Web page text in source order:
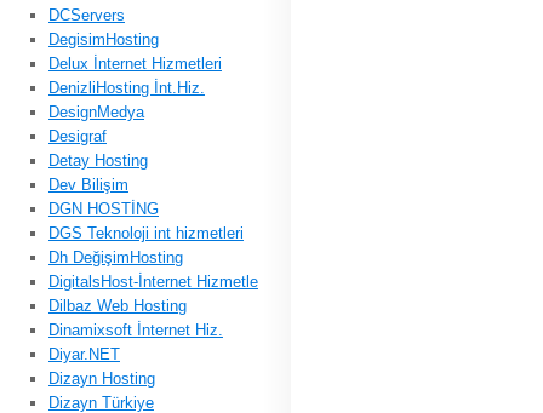
DCServers
DegisimHosting
Delux İnternet Hizmetleri
DenizliHosting İnt.Hiz.
DesignMedya
Desigraf
Detay Hosting
Dev Bilişim
DGN HOSTİNG
DGS Teknoloji int hizmetleri
Dh DeğişimHosting
DigitalsHost-İnternet Hizmetle
Dilbaz Web Hosting
Dinamixsoft İnternet Hiz.
Diyar.NET
Dizayn Hosting
Dizayn Türkiye